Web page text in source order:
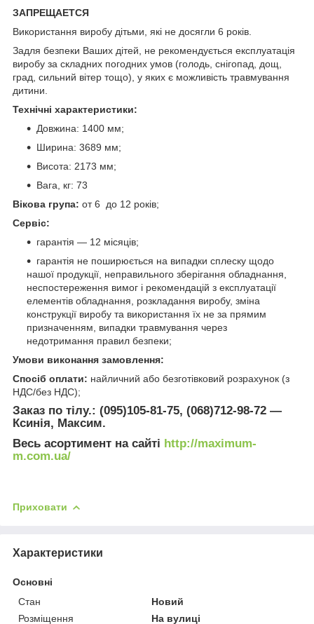
ЗАПРЕЩАЕТСЯ
Використання виробу дітьми, які не досягли 6 років.
Задля безпеки Ваших дітей, не рекомендується експлуатація
виробу за складних погодних умов (голодь, снігопад, дощ,
град, сильний вітер тощо), у яких є можливість травмування
дитини.
Технічні характеристики:
Довжина: 1400 мм;
Ширина: 3689 мм;
Висота: 2173 мм;
Вага, кг: 73
Вікова група: от 6 до 12 років;
Сервіс:
гарантія — 12 місяців;
гарантія не поширюється на випадки сплеску щодо
нашої продукції, неправильного зберігання обладнання,
неспостереження вимог і рекомендацій з експлуатації
елементів обладнання, розкладання виробу, зміна
конструкції виробу та використання їх не за прямим
призначенням, випадки травмування через
недотримання правил безпеки;
Умови виконання замовлення:
Спосіб оплати: найличний або безготівковий розрахунок (з
НДС/без НДС);
Заказ по тілу.: (095)105-81-75, (068)712-98-72 —
Ксинія, Максим.
Весь асортимент на сайті http://maximum-
m.com.ua/
Приховати
Характеристики
Основні
Стан
Новий
Розміщення
На вулиці